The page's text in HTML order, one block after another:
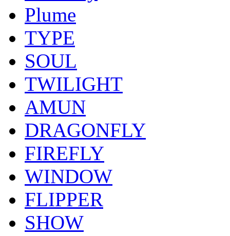
Plume
TYPE
SOUL
TWILIGHT
AMUN
DRAGONFLY
FIREFLY
WINDOW
FLIPPER
SHOW